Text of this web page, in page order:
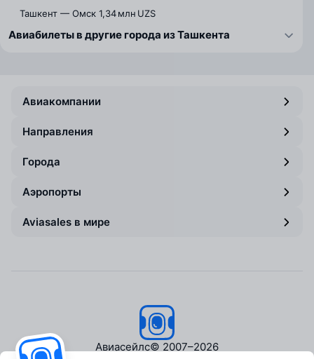
Ташкент — Омск 1,34 млн UZS
Авиабилеты в другие города из Ташкента
Авиакомпании
Направления
Города
Аэропорты
Aviasales в мире
Авиасейлс© 2007–2026